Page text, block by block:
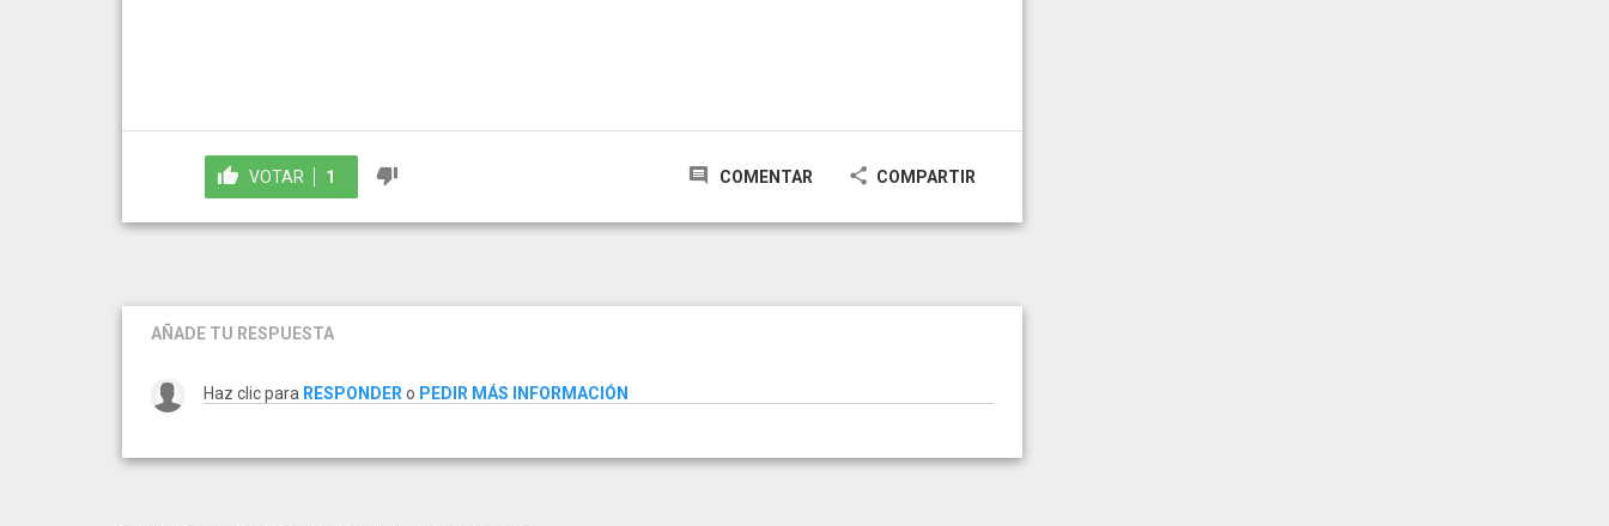
VOTAR 1 COMENTAR COMPARTIR
AÑADE TU RESPUESTA
Haz clic para RESPONDER o PEDIR MÁS INFORMACIÓN